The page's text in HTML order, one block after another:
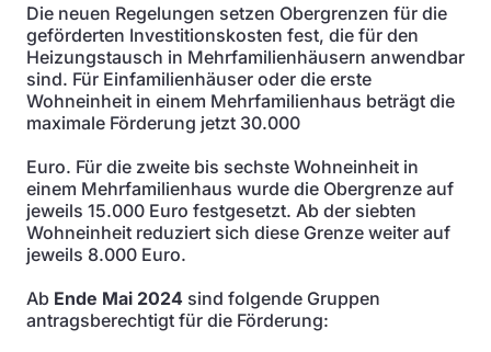
Die neuen Regelungen setzen Obergrenzen für die
geförderten Investitionskosten fest, die für den
Heizungstausch in Mehrfamilienhäusern anwendbar
sind. Für Einfamilienhäuser oder die erste
Wohneinheit in einem Mehrfamilienhaus beträgt die
maximale Förderung jetzt 30.000
Euro. Für die zweite bis sechste Wohneinheit in
einem Mehrfamilienhaus wurde die Obergrenze auf
jeweils 15.000 Euro festgesetzt. Ab der siebten
Wohneinheit reduziert sich diese Grenze weiter auf
jeweils 8.000 Euro.
Ab Ende Mai 2024 sind folgende Gruppen
antragsberechtigt für die Förderung: